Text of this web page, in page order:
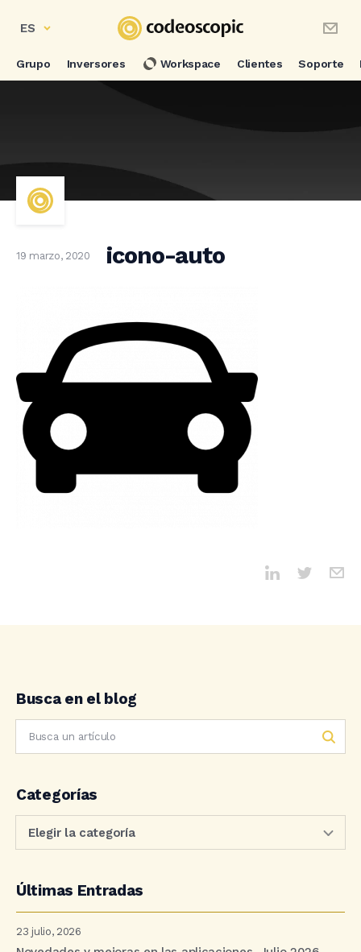
ES
Grupo Inversores Workspace Clientes Soporte
19 marzo, 2020 icono-auto
Busca en el blog
Categorías
Últimas Entradas
23 julio, 2026